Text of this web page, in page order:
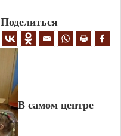
i
o
Поделиться
В самом центре